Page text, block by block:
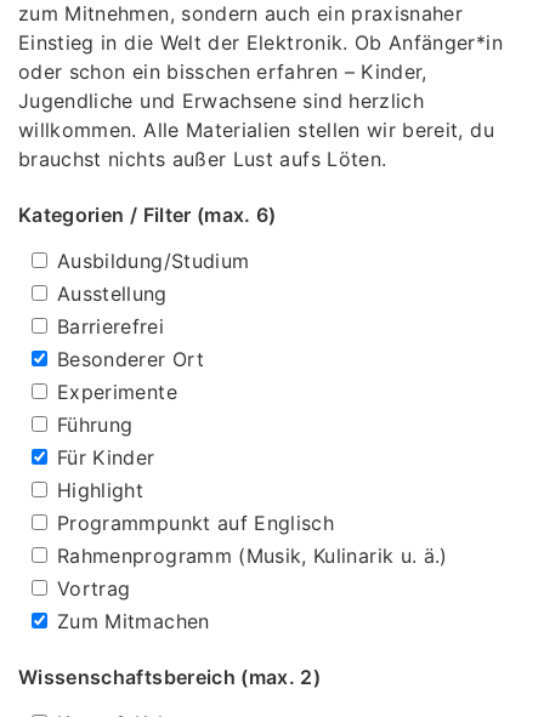
zum Mitnehmen, sondern auch ein praxisnaher
Einstieg in die Welt der Elektronik. Ob Anfänger*in
oder schon ein bisschen erfahren – Kinder,
Jugendliche und Erwachsene sind herzlich
willkommen. Alle Materialien stellen wir bereit, du
brauchst nichts außer Lust aufs Löten.
Kategorien / Filter (max. 6)
Ausbildung/Studium
Ausstellung
Barrierefrei
Besonderer Ort
Experimente
Führung
Für Kinder
Highlight
Programmpunkt auf Englisch
Rahmenprogramm (Musik, Kulinarik u. ä.)
Vortrag
Zum Mitmachen
Wissenschaftsbereich (max. 2)